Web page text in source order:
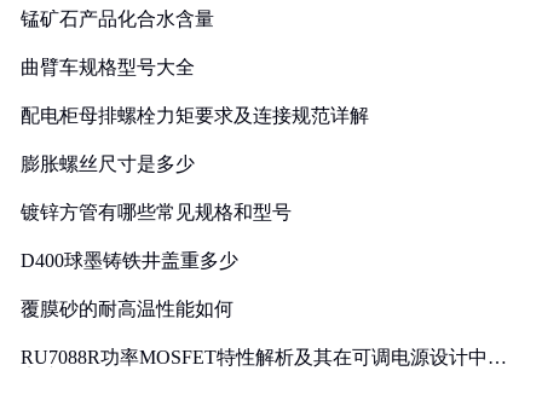
锰矿石产品化合水含量
曲臂车规格型号大全
配电柜母排螺栓力矩要求及连接规范详解
膨胀螺丝尺寸是多少
镀锌方管有哪些常见规格和型号
D400球墨铸铁井盖重多少
覆膜砂的耐高温性能如何
RU7088R功率MOSFET特性解析及其在可调电源设计中的